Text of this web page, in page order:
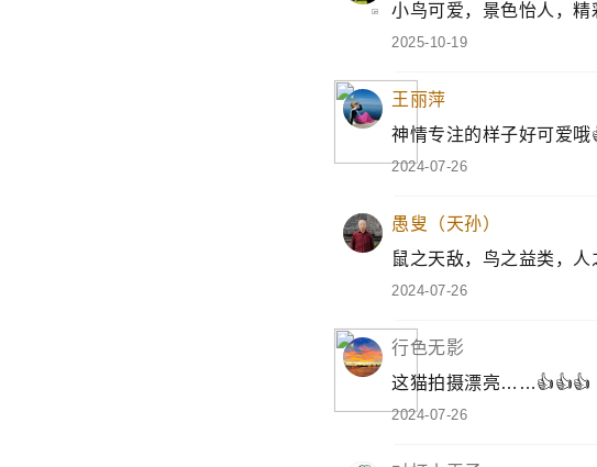
大唐雄风
自然的神奇，美丽的小鸟
2024-07-26
星月（重庆）
小鸟可爱，景色怡人，精
王丽萍
神情专注的样子好可爱哦
2024-07-26
愚叟（天孙）
鼠之天敌，鸟之益类，人